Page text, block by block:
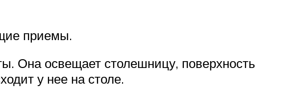
приемы.
Она освещает столешницу, поверхность
у нее на столе.